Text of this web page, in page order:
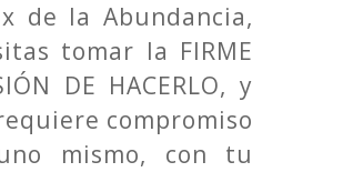
de la Abundancia,
tomar la FIRME
DE HACERLO, y
compromiso
mismo, con tu